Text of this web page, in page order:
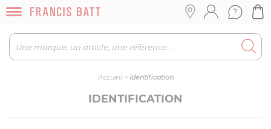
Accueil> Identification
IDENTIFICATION